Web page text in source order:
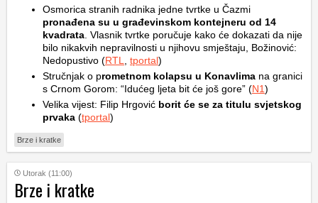
Osmorica stranih radnika jedne tvrtke u Čazmi
pronađena su u građevinskom kontejneru od 14
kvadrata . Vlasnik tvrtke poručuje kako će dokazati da nije
bilo nikakvih nepravilnosti u njihovu smještaju, Božinović:
Nedopustivo (RTL tportal)
Stručnjak o prometnom kolapsu u Konavlima na granici
s Crnom Gorom: “Idućeg ljeta bit će još gore” (N1)
Velika vijest: Filip Hrgović borit će se za titulu svjetskog
prvaka (tportal)
Brze i kratke
Utorak (11:00)
Brze i kratke